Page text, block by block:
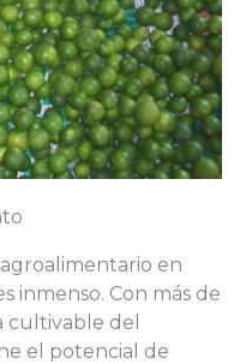
en
inmenso. Con más de
cultivable del
el potencial de